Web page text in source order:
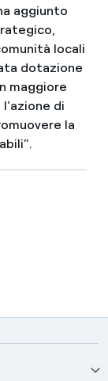
aggiunto
locali
dotazione
maggiore
di
la